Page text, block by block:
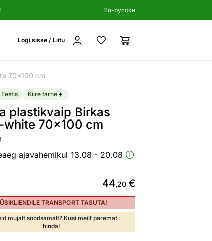
По-русски
Logi sisse / Liitu
70x100 cm
Kiire tarne
plastikvaip Birkas
white 70x100 cm
ajavahemikul 13.08 - 20.08
44,20€
TRANSPORT TASUTA!
mujalt soodsamalt? Küsi meilt paremat
hinda!